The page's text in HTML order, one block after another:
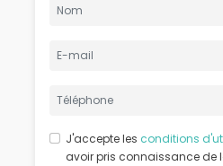
J'accepte les conditions
avoir pris connaissance de